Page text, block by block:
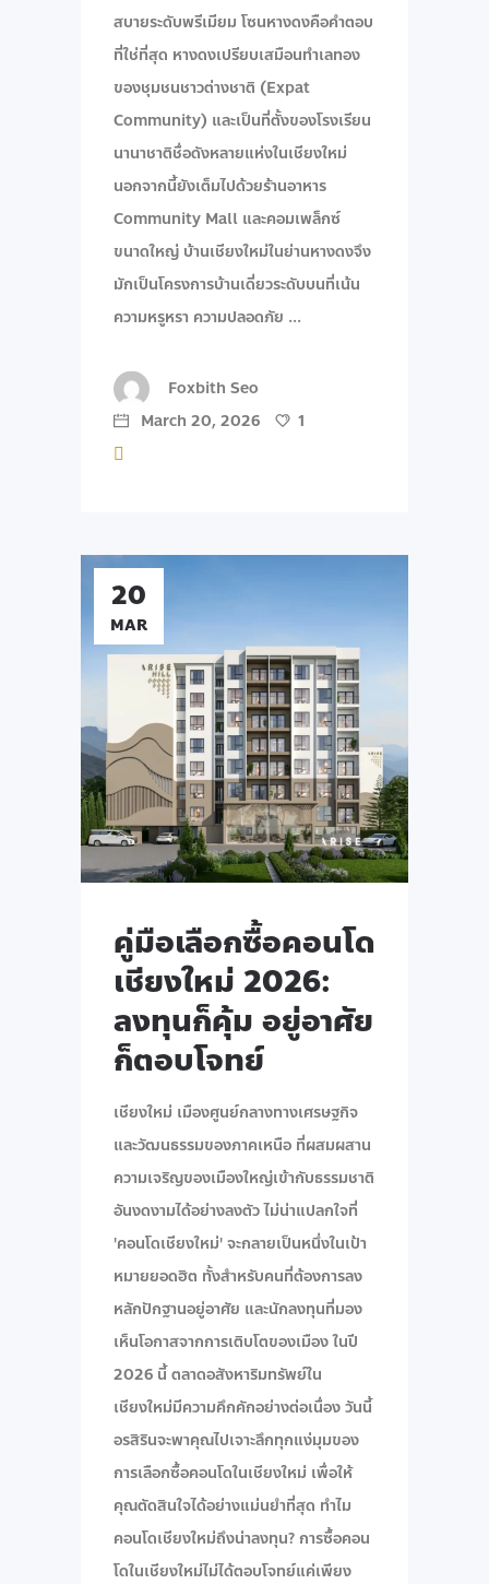
สบายระดับพรีเมียม โซนหางดงคือคำตอบ
ที่ใช่ที่สุด หางดงเปรียบเสมือนทำเลทอง
ของชุมชนชาวต่างชาติ (Expat
Community) และเป็นที่ตั้งของโรงเรียน
นานาชาติชื่อดังหลายแห่งในเชียงใหม่
นอกจากนี้ยังเต็มไปด้วยร้านอาหาร
Community Mall และคอมเพล็กซ์
ขนาดใหญ่ บ้านเชียงใหม่ในย่านหางดงจึง
มักเป็นโครงการบ้านเดี่ยวระดับบนที่เน้น
ความหรูหรา ความปลอดภัย
Foxbith Seo
March 20, 2026
1
20
MAR
คู่มือเลือกซื้อคอนโด
เชียงใหม่ 2026:
ลงทุนก็คุ้ม อยู่อาศัย
ก็ตอบโจทย์
เชียงใหม่ เมืองศูนย์กลางทางเศรษฐกิจ
และวัฒนธรรมของภาคเหนือ ที่ผสมผสาน
ความเจริญของเมืองใหญ่เข้ากับธรรมชาติ
อันงดงามได้อย่างลงตัว ไม่น่าแปลกใจที่
'คอนโดเชียงใหม่' จะกลายเป็นหนึ่งในเป้า
หมายยอดฮิต ทั้งสำหรับคนที่ต้องการลง
หลักปักฐานอยู่อาศัย และนักลงทุนที่มอง
เห็นโอกาสจากการเติบโตของเมือง ในปี
2026 นี้ ตลาดอสังหาริมทรัพย์ใน
เชียงใหม่มีความคึกคักอย่างต่อเนื่อง วันนี้
อรสิรินจะพาคุณไปเจาะลึกทุกแง่มุมของ
การเลือกซื้อคอนโดในเชียงใหม่ เพื่อให้
คุณตัดสินใจได้อย่างแม่นยำที่สุด ทำไม
คอนโดเชียงใหม่ถึงน่าลงทุน? การซื้อคอน
โดในเชียงใหม่ไม่ได้ตอบโจทย์แค่เพียง